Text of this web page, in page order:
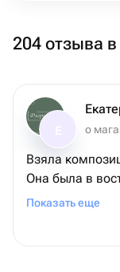
204 отзыва
о
Взяла
Она была в
соответствует
Показать еще